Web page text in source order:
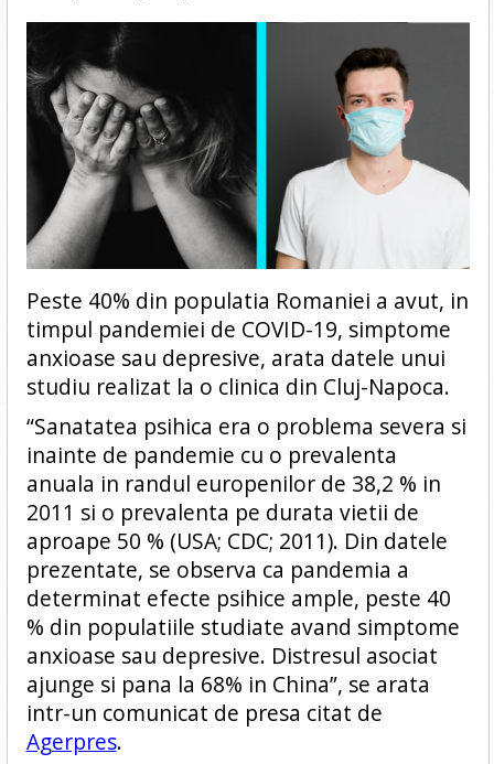
Peste 40% din populatia Romaniei a avut, in
timpul pandemiei de COVID-19, simptome
anxioase sau depresive, arata datele unui
studiu realizat la o clinica din Cluj-Napoca.
“Sanatatea psihica era o problema severa si
inainte de pandemie cu o prevalenta
anuala in randul europenilor de 38,2 % in
2011 si o prevalenta pe durata vietii de
aproape 50 % (USA; CDC; 2011). Din datele
prezentate, se observa ca pandemia a
determinat efecte psihice ample, peste 40
% din populatiile studiate avand simptome
anxioase sau depresive. Distresul asociat
ajunge si pana la 68% in China”, se arata
intr-un comunicat de presa citat de
Agerpres.